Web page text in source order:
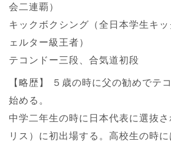
会二連覇）
キックボクシング（全日本学生キ
ェルター級王者）
テコンドー三段、合気道初段
【略歴】 ５歳の時に父の勧めでテ
始める。
中学二年生の時に日本代表に選抜
リス）に初出場する。高校生の時